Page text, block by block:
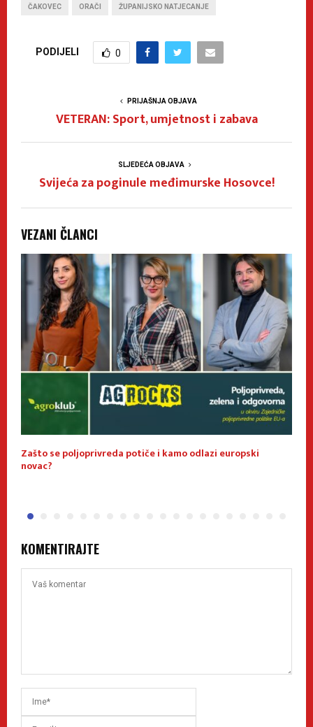
ČAKOVEC ORAČI ŽUPANIJSKO NATJECANJE
PODIJELI 0
PRIJAŠNJA OBJAVA
VETERAN: Sport, umjetnost i zabava
SLJEDEĆA OBJAVA
Svijeća za poginule međimurske Hosovce!
VEZANI ČLANCI
Zašto se poljoprivreda potiče i kamo odlazi europski
novac?
KOMENTIRAJTE